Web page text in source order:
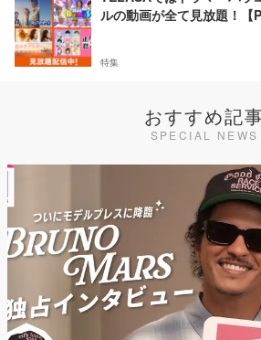
ルの動画が全て見放題！【
特集
おすすめ記
SPECIAL NEWS